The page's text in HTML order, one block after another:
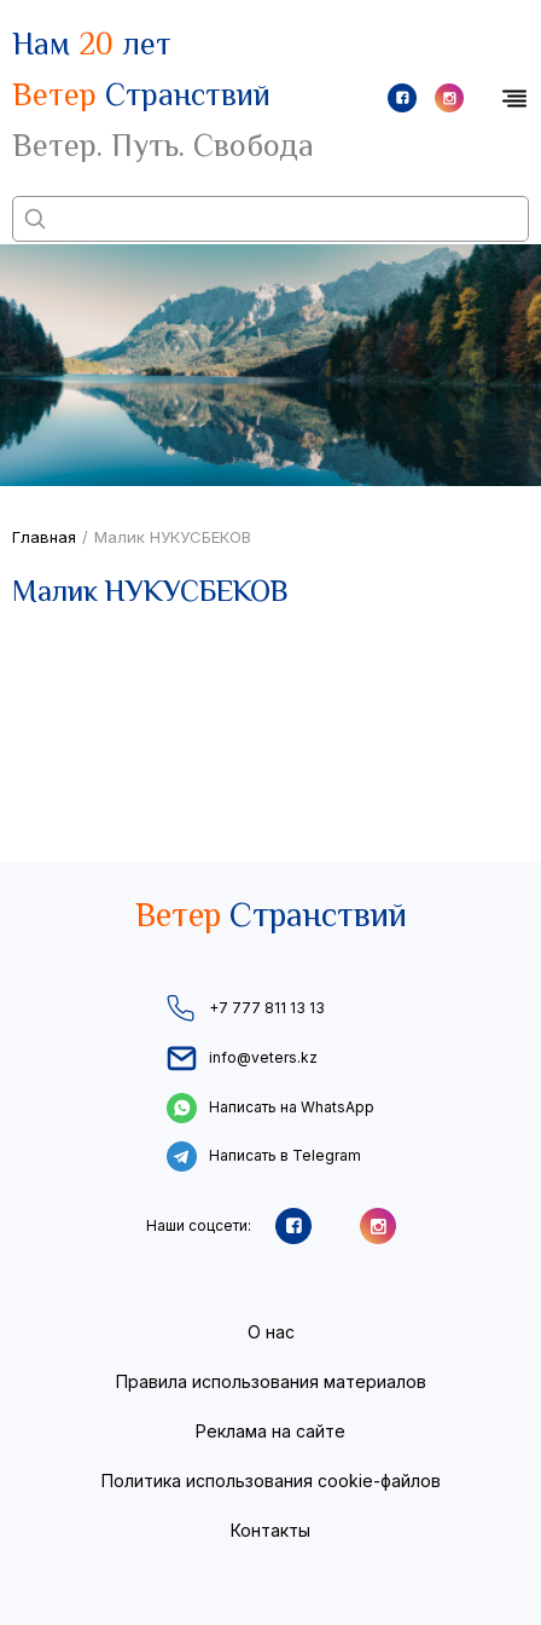
Нам 20 лет
Ветер Странствий
Ветер. Путь. Свобода
Главная / Малик НУКУСБЕКОВ
Малик НУКУСБЕКОВ
Ветер Странствий
+7 777 811 13 13
info@veters.kz
Написать на WhatsApp
Написать в Telegram
Наши соцсети:
О нас
Правила использования материалов
Реклама на сайте
Политика использования cookie-файлов
Контакты